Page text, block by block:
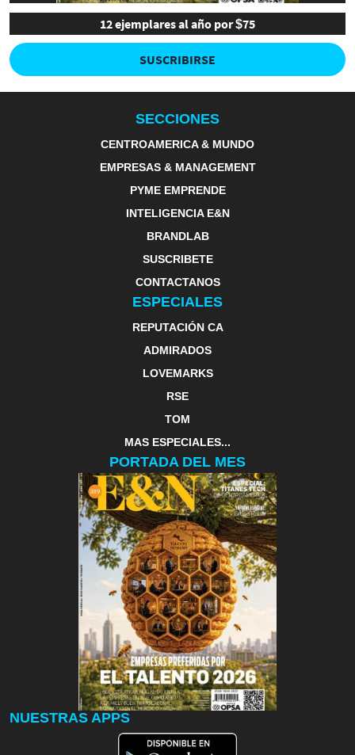
12 ejemplares al año por $75
SUSCRIBIRSE
SECCIONES
CENTROAMERICA & MUNDO
EMPRESAS & MANAGEMENT
PYME EMPRENDE
INTELIGENCIA E&N
BRANDLAB
SUSCRIBETE
CONTACTANOS
ESPECIALES
REPUTACIÓN CA
ADMIRADOS
LOVEMARKS
RSE
TOM
MAS ESPECIALES...
PORTADA DEL MES
NUESTRAS APPS